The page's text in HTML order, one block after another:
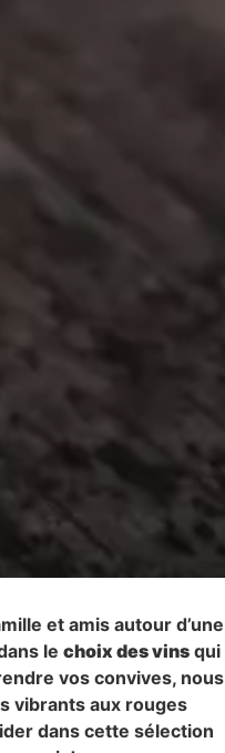
et amis autour d’une
le choix des vinsqui
vos convives, nous
vibrants aux rouges
dans cette sélection